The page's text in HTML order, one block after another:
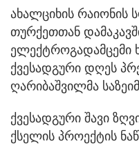
ახალციხის რაიონის
თურქეთთან
ელექტროგადამცემი
ქვესადგური დღეს
ღარიბაშვილმა
ქვესადგური შავი
ქსელის პროექტის